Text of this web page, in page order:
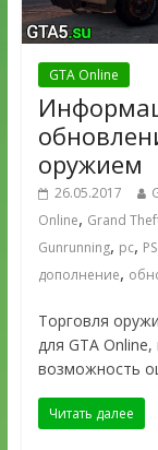
GTA Online
оружием
26.05.2017
Online, Grand
Gunrunning, pc,
дополнение,
Торговля
для GTA
возможность
Читать далее